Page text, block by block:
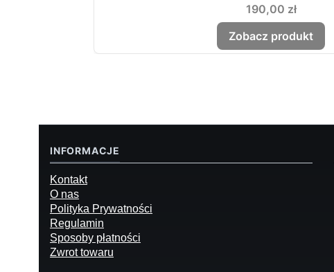
Cena
190,00 zł
Zobacz produkt
INFORMACJE
Kontakt
O nas
Polityka Prywatności
Regulamin
Sposoby płatności
Zwrot towaru